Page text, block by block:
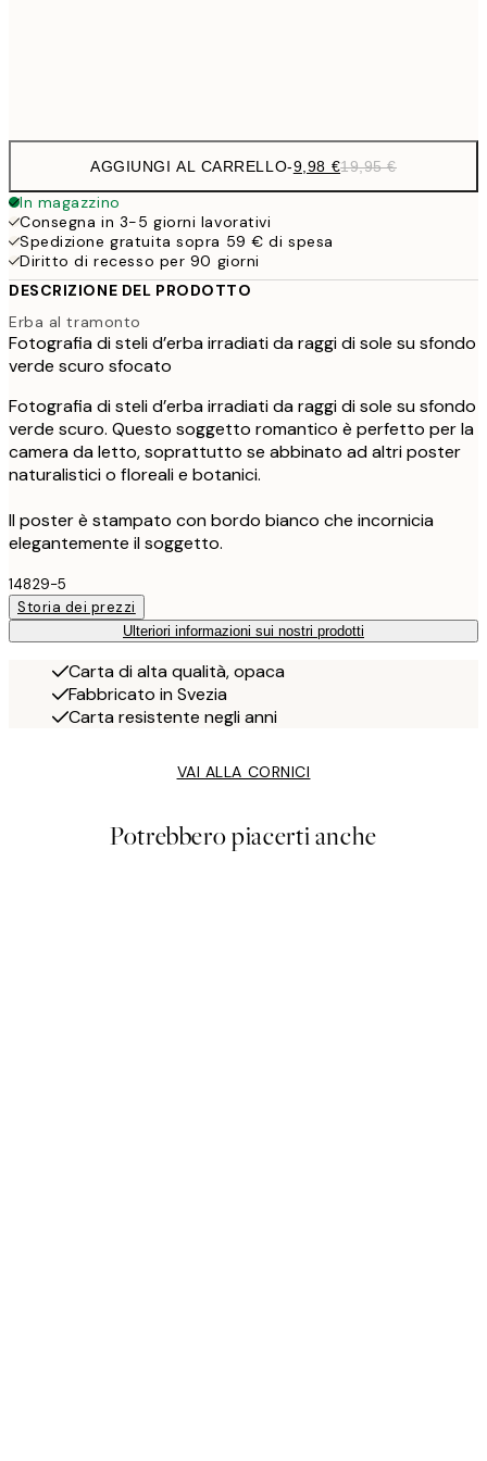
AGGIUNGI AL CARRELLO-9,98 €19,95 €
In magazzino
Consegna in 3-5 giorni lavorativi
Spedizione gratuita sopra 59 € di spesa
Diritto di recesso per 90 giorni
DESCRIZIONE DEL PRODOTTO
Erba al tramonto
Fotografia di steli d’erba irradiati da raggi di sole su sfondo
verde scuro sfocato
Fotografia di steli d’erba irradiati da raggi di sole su sfondo
verde scuro. Questo soggetto romantico è perfetto per la
camera da letto, soprattutto se abbinato ad altri poster
naturalistici o floreali e botanici.
Il poster è stampato con bordo bianco che incornicia
elegantemente il soggetto.
14829-5
Storia dei prezzi
Ulteriori informazioni sui nostri prodotti
Carta di alta qualità, opaca
Fabbricato in Svezia
Carta resistente negli anni
VAI ALLA CORNICI
Potrebbero piacerti anche